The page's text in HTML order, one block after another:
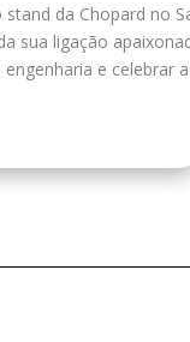
da Chopard no
sua ligação
e celebrar